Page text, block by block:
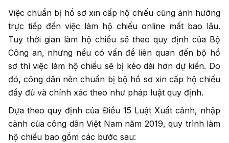
Việc chuẩn bị hồ sơ xin cấp hộ chiếu cũng ảnh hưởng
trực tiếp đến việc làm hộ chiếu online mất bao lâu.
Tuy thời gian làm hộ chiếu sẽ theo quy định của Bộ
Công an, nhưng nếu có vấn đề liên quan đến bộ hồ
sơ thì việc làm hộ chiếu sẽ bị kéo dài hơn dự kiến. Do
đó, công dân nên chuẩn bị bộ hồ sơ xin cấp hộ chiếu
đầy đủ và chính xác theo như pháp luật quy định.
Dựa theo quy định của Điều 15 Luật Xuất cảnh, nhập
cảnh của công dân Việt Nam năm 2019, quy trình làm
hộ chiếu bao gồm các bước sau: